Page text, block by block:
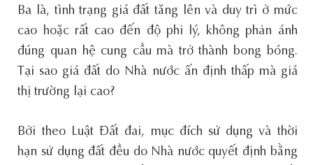
Ba là, tình trạng giá đất tăng lên và duy trì ở mức
cao hoặc rất cao đến độ phi lý, không phản ánh
đúng quan hệ cung cầu mà trở thành bong bóng.
Tại sao giá đất do Nhà nước ấn định thấp mà giá
thị trường lại cao?
Bởi theo Luật Đất đai, mục đích sử dụng và thời
hạn sử dụng đất đều do Nhà nước quyết định bằng